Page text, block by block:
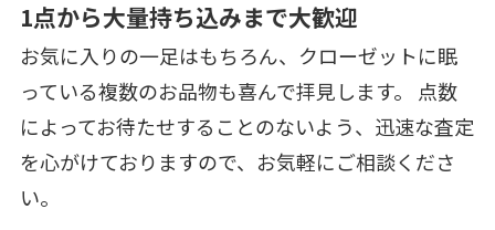
1点から大量持ち込みまで大歓迎
お気に入りの一足はもちろん、クローゼットに眠
っている複数のお品物も喜んで拝見します。 点数
によってお待たせすることのないよう、迅速な査定
を心がけておりますので、お気軽にご相談くださ
い。